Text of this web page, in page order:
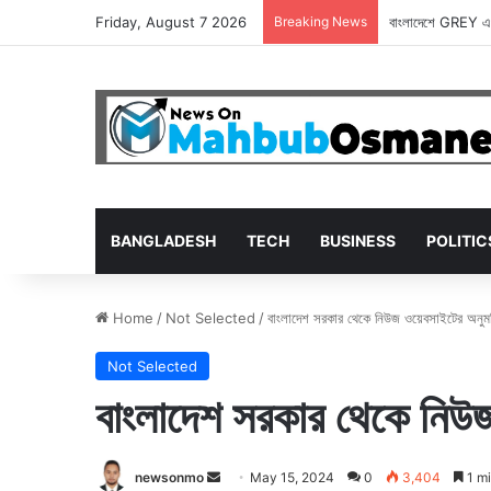
Friday, August 7 2026 Breaking News বাংলাদেশে
BANGLADESH TECH BUSINESS
Home / Not Selected /বাংলাদেশ সরকার থেকে নিউজ ওয়েবসাইটের
Not Selected
বাংলাদেশ সরকার থেকে
newsonmo
Send May 15, 2024 0 3,404 1